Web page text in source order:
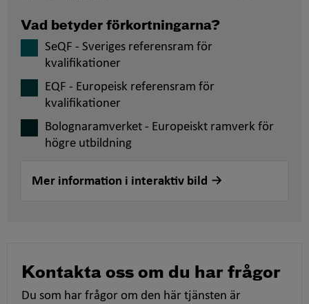
Vad betyder förkortningarna?
SeQF - Sveriges referensram för
kvalifikationer
EQF - Europeisk referensram för
kvalifikationer
Bolognaramverket - Europeiskt ramverk för
högre utbildning
Mer information i interaktiv bild
Kontakta oss om du har frågor
Du som har frågor om den här tjänsten är